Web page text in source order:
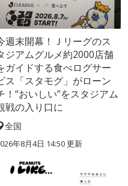
週末開幕！Ｊリーグのス
ジアムグルメ約2000店舗
ガイドする食べログサー
ス「スタモグ」がローン
！“おいしい”をスタジアム
戦の入り口に
全国
年8月4日 14:50更新